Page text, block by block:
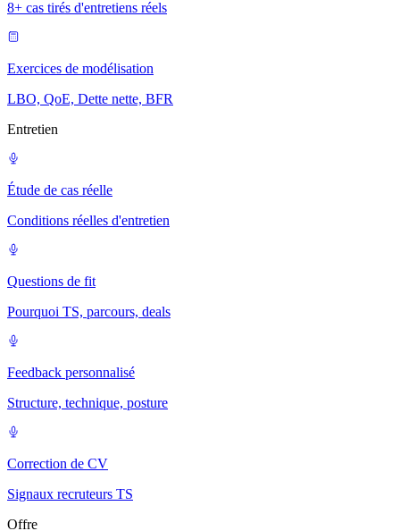
8+ cas tirés d'entretiens réels
Exercices de modélisation
LBO, QoE, Dette nette, BFR
Entretien
Étude de cas réelle
Conditions réelles d'entretien
Questions de fit
Pourquoi TS, parcours, deals
Feedback personnalisé
Structure, technique, posture
Correction de CV
Signaux recruteurs TS
Offre